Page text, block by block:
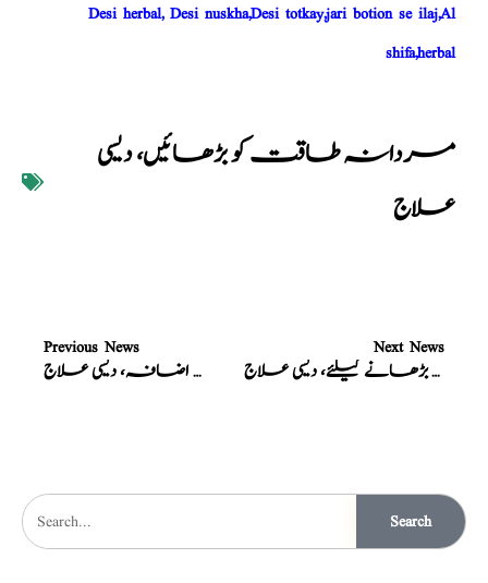
Desi herbal, Desi nuskha,Desi totkay,jari botion se ilaj,Al
shifa,herbal
مردانہ طاقت کو بڑھائیں، دیسی
علاج
Previous News
ممسک، مقوی باہ، مردانہ طاقت میں اضافہ، دیسی علاج
Next News
سیکس ٹائمنگ بڑھانے کیلئے، دیسی علاج
Search